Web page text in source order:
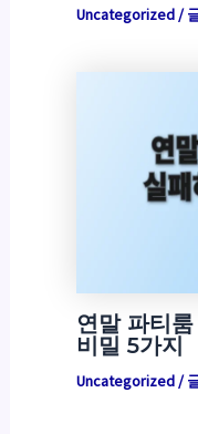
Uncategorized/
연말 파티
비밀 5가지
Uncategorized/